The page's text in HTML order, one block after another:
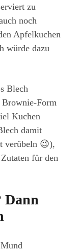
zu
noch
Apfelkuchen
würde dazu
Blech
Brownie-Form
Kuchen
damit
verübeln 😉),
für den
Dann